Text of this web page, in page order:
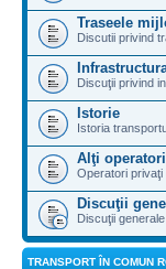
Traseele
Discutii privind
Discuţii privind
Istorie
Istoria
Alţi
Operatori
Discuţii
Discuţii
TRANSPORT ÎN COMUN